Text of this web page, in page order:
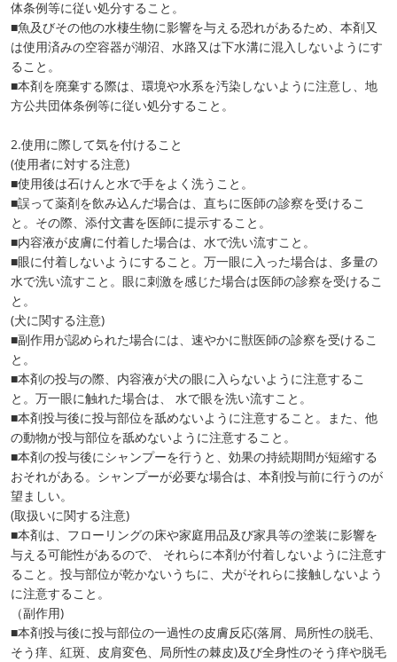
体条例等に従い処分すること。
■魚及びその他の水棲生物に影響を与える恐れがあるため、本剤又
は使用済みの空容器が湖沼、水路又は下水溝に混入しないようにす
ること。
■本剤を廃棄する際は、環境や水系を汚染しないように注意し、地
方公共団体条例等に従い処分すること。
2.使用に際して気を付けること
(使用者に対する注意)
■使用後は石けんと水で手をよく洗うこと。
■誤って薬剤を飲み込んだ場合は、直ちに医師の診察を受けるこ
と。その際、添付文書を医師に提示すること。
■内容液が皮膚に付着した場合は、水で洗い流すこと。
■眼に付着しないようにすること。万一眼に入った場合は、多量の
水で洗い流すこと。眼に刺激を感じた場合は医師の診察を受けるこ
と。
(犬に関する注意)
■副作用が認められた場合には、速やかに獣医師の診察を受けるこ
と。
■本剤の投与の際、内容液が犬の眼に入らないように注意するこ
と。万一眼に触れた場合は、 水で眼を洗い流すこと。
■本剤投与後に投与部位を舐めないように注意すること。また、他
の動物が投与部位を舐めないように注意すること。
■本剤の投与後にシャンプーを行うと、効果の持続期間が短縮する
おそれがある。シャンプーが必要な場合は、本剤投与前に行うのが
望ましい。
(取扱いに関する注意)
■本剤は、フローリングの床や家庭用品及び家具等の塗装に影響を
与える可能性があるので、 それらに本剤が付着しないように注意す
ること。投与部位が乾かないうちに、犬がそれらに接触しないよう
に注意すること。
（副作用)
■本剤投与後に投与部位の一過性の皮膚反応(落屑、局所性の脱毛、
そう痒、紅斑、皮肩変色、局所性の棘皮)及び全身性のそう痒や脱毛